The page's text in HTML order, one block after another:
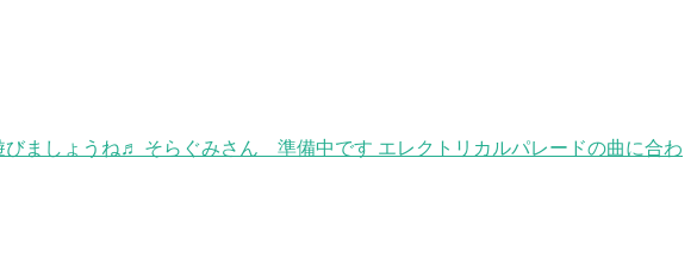
しょうね♬ そらぐみさん 準備中です エレクトリカルパレードの曲に合わ